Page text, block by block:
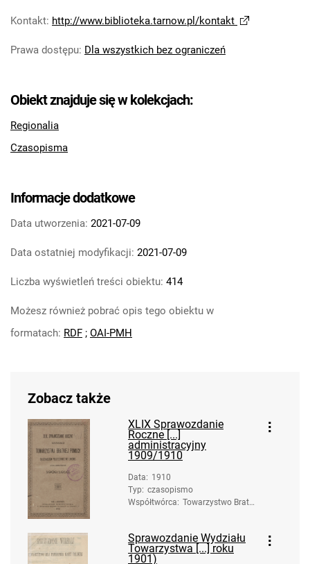
Kontakt: http://www.biblioteka.tarnow.pl/kontakt
Prawa dostępu: Dla wszystkich bez ograniczeń
Obiekt znajduje się w kolekcjach:
Regionalia
Czasopisma
Informacje dodatkowe
Data utworzenia: 2021-07-09
Data ostatniej modyfikacji: 2021-07-09
Liczba wyświetleń treści obiektu: 414
Możesz również pobrać opis tego obiektu w
formatach: RDF ; OAI-PMH
Zobacz także
XLIX Sprawozdanie
Roczne [...]
administracyjny
1909/1910
Data: 1910
Typ: czasopismo
Współtwórca: Towarzystwo Bratni
ów)
Sprawozdanie Wydziału
Towarzystwa [...] roku
1901)